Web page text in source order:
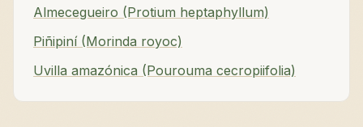
Almecegueiro (Protium heptaphyllum)
Piñipiní (Morinda royoc)
Uvilla amazónica (Pourouma cecropiifolia)